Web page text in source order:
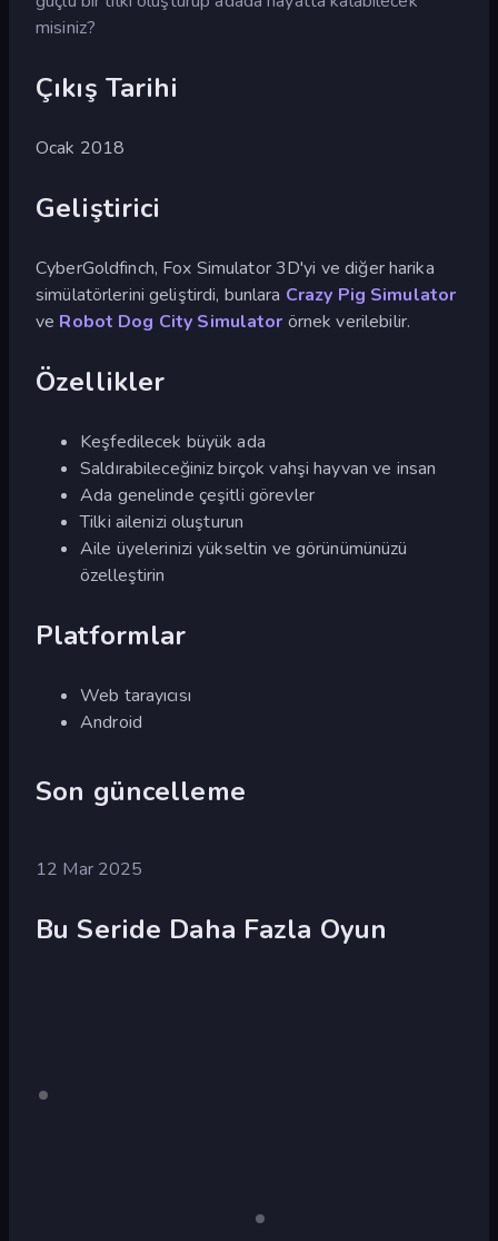
misiniz?
Çıkış Tarihi
Ocak 2018
Geliştirici
CyberGoldfinch, Fox Simulator 3D'yi ve diğer harika
simülatörlerini geliştirdi, bunlara Crazy Pig Simulator
ve Robot Dog City Simulator örnek verilebilir.
Özellikler
Keşfedilecek büyük ada
Saldırabileceğiniz birçok vahşi hayvan ve insan
Ada genelinde çeşitli görevler
Tilki ailenizi oluşturun
Aile üyelerinizi yükseltin ve görünümünüzü
özelleştirin
Platformlar
Web tarayıcısı
Android
Son güncelleme
12 Mar 2025
Bu Seride Daha Fazla Oyun
Crazy
Yalnızca
3D
Panda
Yalnızca